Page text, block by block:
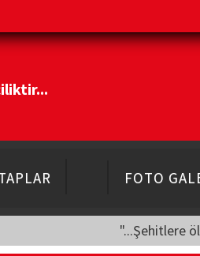
FOTO
"...Şehitlere